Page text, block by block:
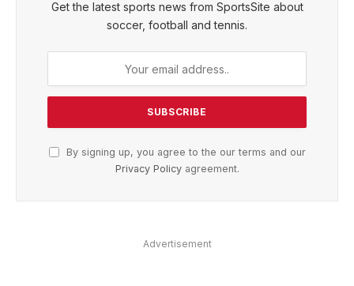
Get the latest sports news from SportsSite about
soccer, football and tennis.
By signing up, you agree to the our terms and our
Privacy Policyagreement.
Advertisement